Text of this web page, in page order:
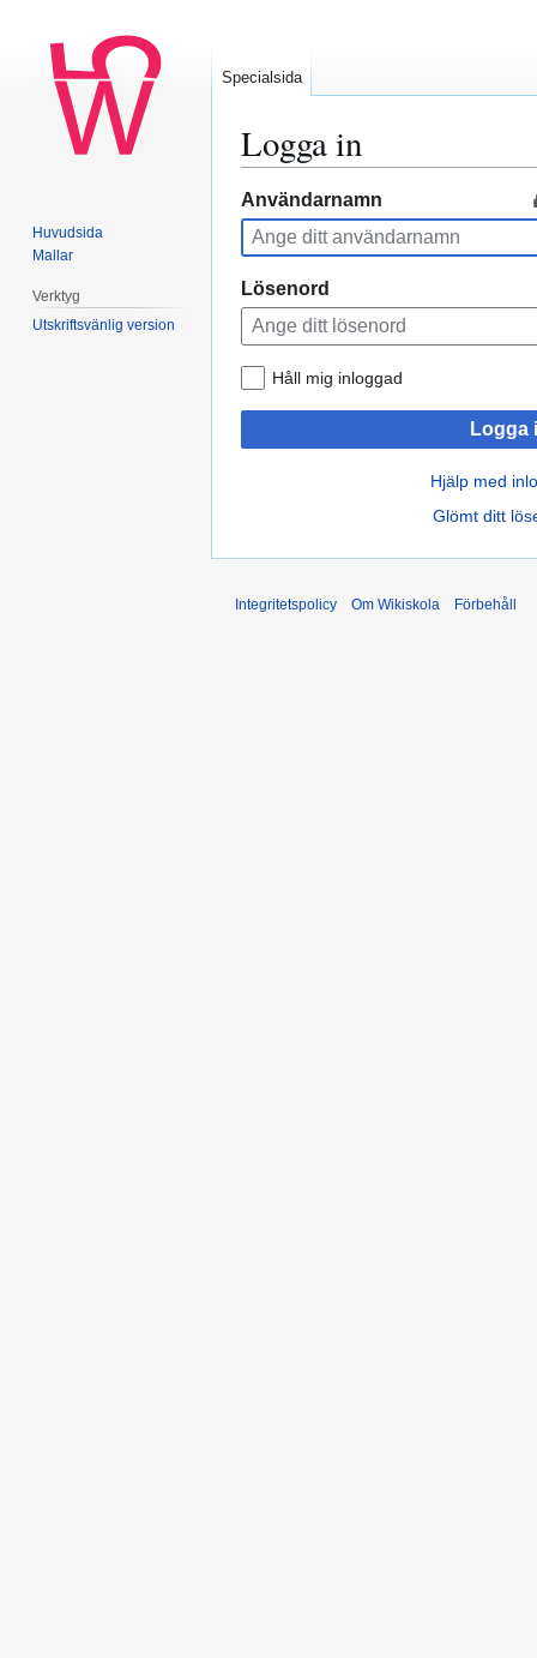
Logga in
Hoppa
till
navigering
Hoppa
till
sök
Användarnamn
Lösenord
Håll mig inloggad
Logga
Hjälp med
Glömt ditt
Specialsida
Huvudsida
Mallar
Verktyg
Utskriftsvänlig version
Integritetspolicy Om Wikiskola Förbehåll